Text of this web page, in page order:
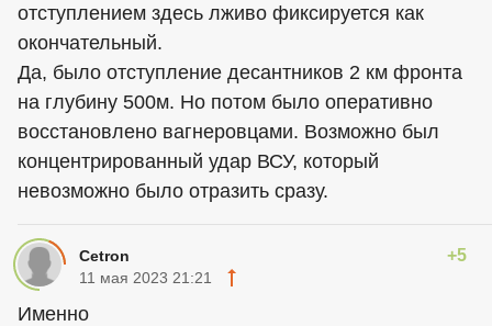
отступлением здесь лживо фиксируется как
окончательный.
Да, было отступление десантников 2 км фронта
на глубину 500м. Но потом было оперативно
восстановлено вагнеровцами. Возможно был
концентрированный удар ВСУ, который
невозможно было отразить сразу.
Cetron +5
11 мая 2023 21:21
Именно